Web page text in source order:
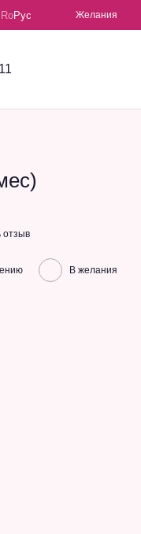
RoРус Желания
отзыв
В желания